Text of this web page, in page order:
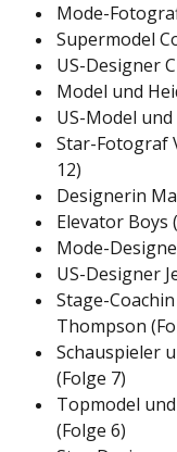
Mode-
Supermodel
US-Designer
Model und
US-Model
Star-Fotograf
12)
Designerin
Elevator Boys
Mode-
US-Designer
Stage-
Thompson
Schauspieler
(Folge 7)
Topmodel
(Folge 6)